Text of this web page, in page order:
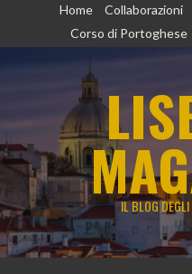
Home Collaborazioni
Corso di Portoghese
IL BLOG